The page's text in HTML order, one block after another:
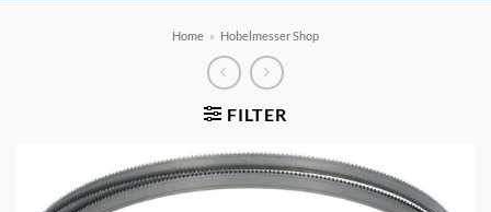
Home » Hobelmesser Shop
FILTER